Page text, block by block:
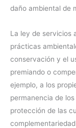
daño ambiental de
La ley de servicios
prácticas
conservación y el
premiando o
ejemplo, a los
permanencia de
protección de las